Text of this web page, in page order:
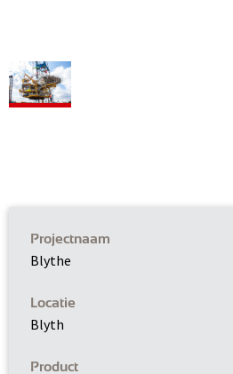
Projectnaam
Blythe
Locatie
Blyth
Product